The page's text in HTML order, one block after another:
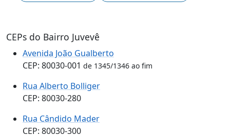
CEPs do Bairro Juvevê
Avenida João Gualberto
CEP: 80030-001 de 1345/1346 ao fim
Rua Alberto Bolliger
CEP: 80030-280
Rua Cândido Mader
CEP: 80030-300